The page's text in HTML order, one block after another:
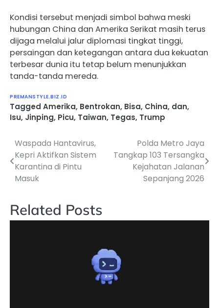
Kondisi tersebut menjadi simbol bahwa meski
hubungan China dan Amerika Serikat masih terus
dijaga melalui jalur diplomasi tingkat tinggi,
persaingan dan ketegangan antara dua kekuatan
terbesar dunia itu tetap belum menunjukkan
tanda-tanda mereda.
PREMANSTYLE.BIZ.ID
Tagged Amerika, Bentrokan, Bisa, China, dan,
Isu, Jinping, Picu, Taiwan, Tegas, Trump
Navigasi
pos
Waspada Hantavirus,
Kepri Aktifkan Sistem
Karantina di Pintu
Masuk
Polda Metro Jaya
Tangkap 103 Tersangka
Kejahatan Jalanan
Sepanjang 2026
Related Posts